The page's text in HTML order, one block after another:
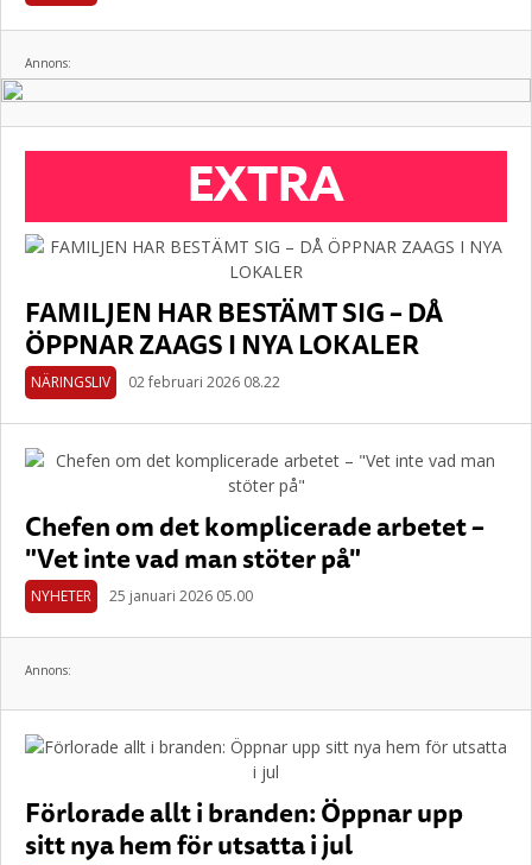
Annons:
EXTRA
FAMILJEN HAR BESTÄMT SIG – DÅ
ÖPPNAR ZAAGS I NYA LOKALER
NÄRINGSLIV 02 februari 2026 08.22
Chefen om det komplicerade arbetet –
"Vet inte vad man stöter på"
NYHETER 25 januari 2026 05.00
Annons:
Förlorade allt i branden: Öppnar upp
sitt nya hem för utsatta i jul